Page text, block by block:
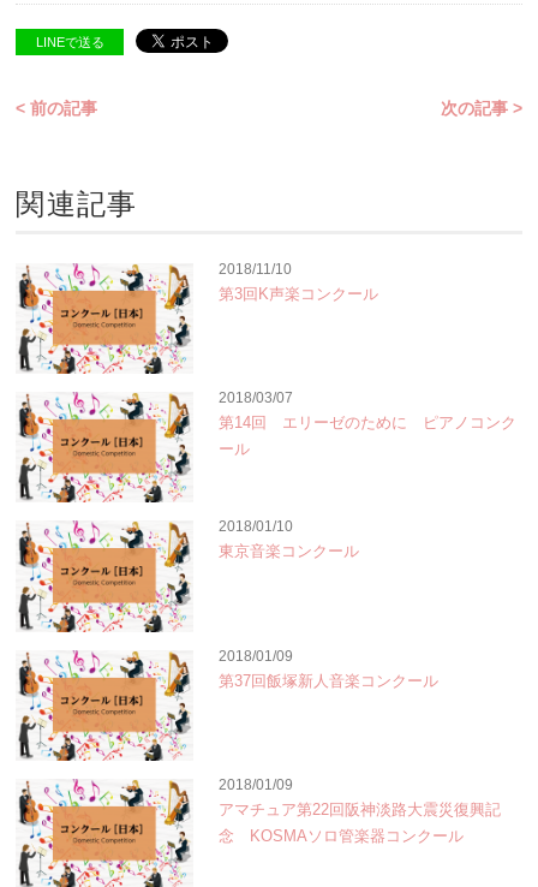
LINEで送る
< 前の記事 次の記事 >
関連記事
2018/11/10
第3回K声楽コンクール
2018/03/07
第14回 エリーゼのために ピアノコンク
ール
2018/01/10
東京音楽コンクール
2018/01/09
第37回飯塚新人音楽コンクール
2018/01/09
アマチュア第22回阪神淡路大震災復興記
念 KOSMAソロ管楽器コンクール